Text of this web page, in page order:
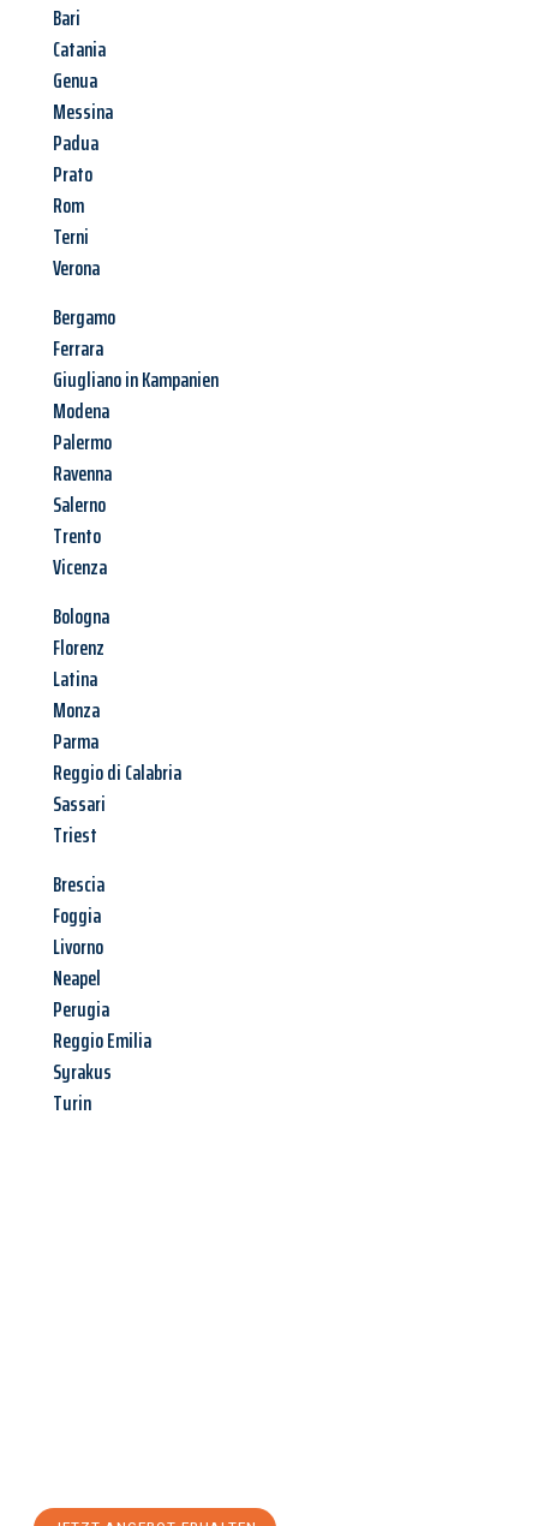
Bari
Catania
Genua
Messina
Padua
Prato
Rom
Terni
Verona
Bergamo
Ferrara
Giugliano in Kampanien
Modena
Palermo
Ravenna
Salerno
Trento
Vicenza
Bologna
Florenz
Latina
Monza
Parma
Reggio di Calabria
Sassari
Triest
Brescia
Foggia
Livorno
Neapel
Perugia
Reggio Emilia
Syrakus
Turin